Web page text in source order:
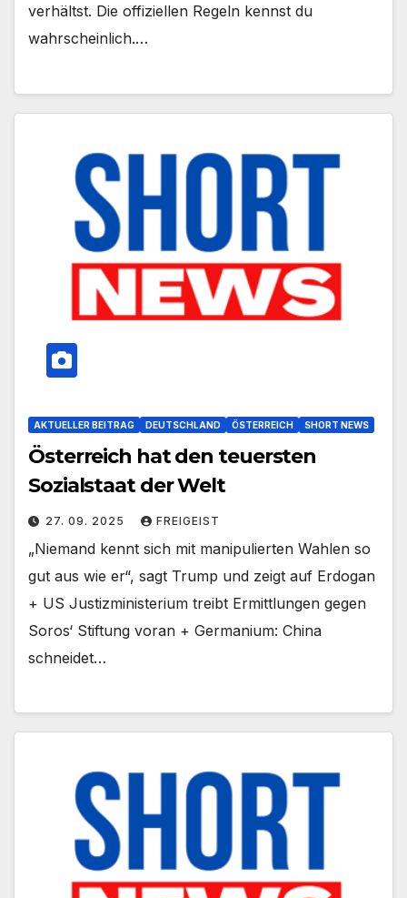
verhältst. Die offiziellen Regeln kennst du
wahrscheinlich.…
AKTUELLER BEITRAG DEUTSCHLAND ÖSTERREICH SHORT NEWS
Österreich hat den teuersten
Sozialstaat der Welt
27. 09. 2025 FREIGEIST
„Niemand kennt sich mit manipulierten Wahlen so
gut aus wie er“, sagt Trump und zeigt auf Erdogan
+ US Justizministerium treibt Ermittlungen gegen
Soros‘ Stiftung voran + Germanium: China
schneidet…